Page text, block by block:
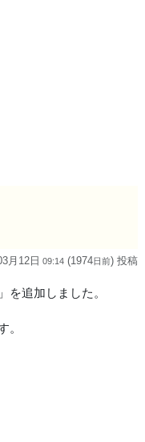
月12日 09:14 (1974日前) 投稿
を追加しました。
。